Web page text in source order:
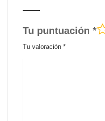
Tu puntuación *
Tu valoración *